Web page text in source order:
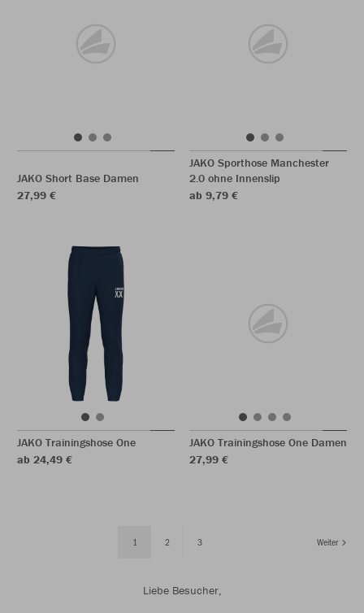
JAKO Short Base Damen
27,99 €
JAKO Sporthose Manchester
2.0 ohne Innenslip
ab 9,79 €
JAKO Trainingshose One
ab 24,49 €
JAKO Trainingshose One Damen
27,99 €
1 2 3 Weiter
Liebe Besucher,